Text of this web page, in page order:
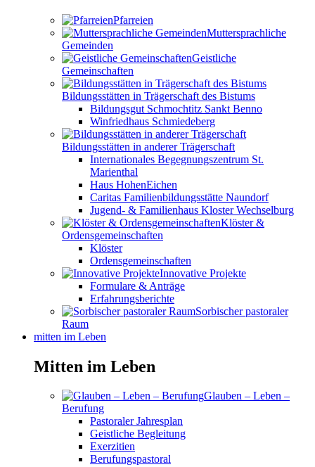
Pfarreien
Muttersprachliche
Gemeinden
Geistliche
Gemeinschaften
Bildungsstätten in Trägerschaft des Bistums
Bildungsgut Schmochtitz Sankt Benno
Winfriedhaus Schmiedeberg
Bildungsstätten in anderer Trägerschaft
Internationales Begegnungszentrum St.
Marienthal
Haus HohenEichen
Caritas Familienbildungsstätte Naundorf
Jugend- & Familienhaus Kloster Wechselburg
Klöster &
Ordensgemeinschaften
Klöster
Ordensgemeinschaften
Innovative Projekte
Formulare & Anträge
Erfahrungsberichte
Sorbischer pastoraler
Raum
mitten im Leben
Mitten im Leben
Glauben – Leben –
Berufung
Pastoraler Jahresplan
Geistliche Begleitung
Exerzitien
Berufungspastoral